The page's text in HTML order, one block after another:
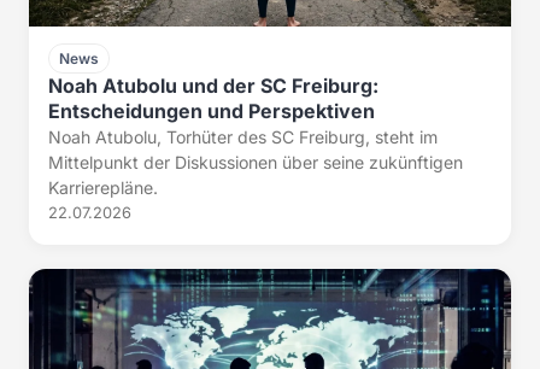
News
Noah Atubolu und der SC Freiburg:
Entscheidungen und Perspektiven
Noah Atubolu, Torhüter des SC Freiburg, steht im
Mittelpunkt der Diskussionen über seine zukünftigen
Karrierepläne.
22.07.2026